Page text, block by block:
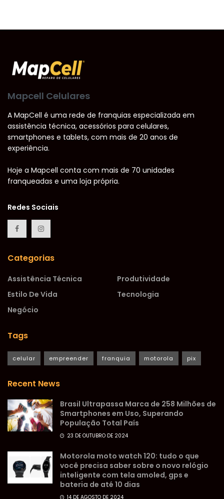
Mapcell Celulares
A MapCell é uma rede de franquias especializada em
assistência técnica, acessórios para celulares,
smartphones e tablets, com mais de 20 anos de
experiência.
Hoje a Mapcell conta com mais de 70 unidades
franqueadas e uma loja própria.
Redes Sociais
Categorias
Assistência Técnica
Estilo De Vida
Negócio
Produtividade
Tecnologia
Tags
celular empreender franquia motorola pix
Recent News
Brasil Ultrapassa Marca de 258 Milhões de
Smartphones em Uso, Superando
População Total País
23 DE OUTUBRO DE 2024
Motorola moto watch 120: tudo o que
você precisa saber sobre o novo relógio
inteligente com tela amoled, gps e
bateria de até 10 dias
14 DE AGOSTO DE 2024